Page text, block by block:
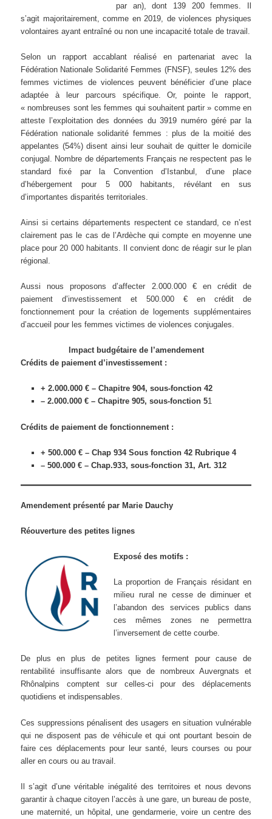
par an), dont 139 200 femmes. Il
s’agit majoritairement, comme en 2019, de violences physiques
volontaires ayant entraîné ou non une incapacité totale de travail.
Selon un rapport accablant réalisé en partenariat avec la
Fédération Nationale Solidarité Femmes (FNSF), seules 12% des
femmes victimes de violences peuvent bénéficier d’une place
adaptée à leur parcours spécifique. Or, pointe le rapport,
« nombreuses sont les femmes qui souhaitent partir » comme en
atteste l’exploitation des données du 3919 numéro géré par la
Fédération nationale solidarité femmes : plus de la moitié des
appelantes (54%) disent ainsi leur souhait de quitter le domicile
conjugal. Nombre de départements Français ne respectent pas le
standard fixé par la Convention d’Istanbul, d’une place
d’hébergement pour 5 000 habitants, révélant en sus
d’importantes disparités territoriales.
Ainsi si certains départements respectent ce standard, ce n’est
clairement pas le cas de l’Ardèche qui compte en moyenne une
place pour 20 000 habitants. Il convient donc de réagir sur le plan
régional.
Aussi nous proposons d’affecter 2.000.000 € en crédit de
paiement d’investissement et 500.000 € en crédit de
fonctionnement pour la création de logements supplémentaires
d’accueil pour les femmes victimes de violences conjugales.
Impact budgétaire de l’amendement
Crédits de paiement d’investissement :
+ 2.000.000 € – Chapitre 904, sous-fonction 42
– 2.000.000 € – Chapitre 905, sous-fonction 51
Crédits de paiement de fonctionnement :
+ 500.000 € – Chap 934 Sous fonction 42 Rubrique 4
– 500.000 € – Chap.933, sous-fonction 31, Art. 312
Amendement présenté par Marie Dauchy
Réouverture des petites lignes
Exposé des motifs :
La proportion de Français résidant en
milieu rural ne cesse de diminuer et
l’abandon des services publics dans
ces mêmes zones ne permettra
l’inversement de cette courbe.
De plus en plus de petites lignes ferment pour cause de
rentabilité insuffisante alors que de nombreux Auvergnats et
Rhônalpins comptent sur celles-ci pour des déplacements
quotidiens et indispensables.
Ces suppressions pénalisent des usagers en situation vulnérable
qui ne disposent pas de véhicule et qui ont pourtant besoin de
faire ces déplacements pour leur santé, leurs courses ou pour
aller en cours ou au travail.
Il s’agit d’une véritable inégalité des territoires et nous devons
garantir à chaque citoyen l’accès à une gare, un bureau de poste,
une maternité, un hôpital, une gendarmerie, voire un centre des